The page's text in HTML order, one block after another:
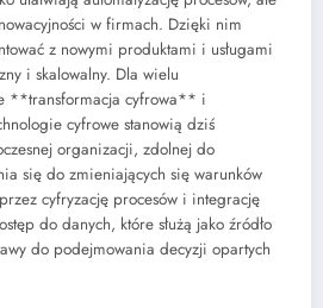
w firmach. Dzięki nim
z nowymi produktami i usługami
i skalowalny. Dla wielu
**transformacja cyfrowa** i
cyfrowe stanowią dziś
organizacji, zdolnej do
się do zmieniających się warunków
cyfryzację procesów i integrację
do danych, które służą jako źródło
do podejmowania decyzji opartych